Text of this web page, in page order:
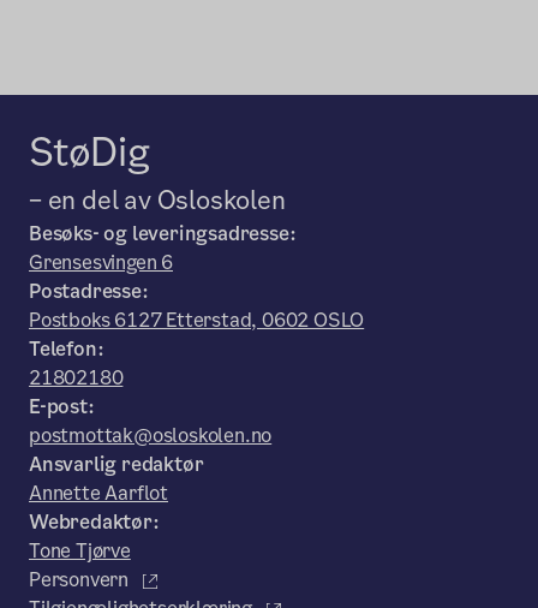
StøDig
– en del av Osloskolen
Besøks- og leveringsadresse:
Grensesvingen 6
Postadresse:
Postboks 6127 Etterstad, 0602 OSLO
Telefon:
21802180
E-post:
postmottak@osloskolen.no
Ansvarlig redaktør
Annette Aarflot
Webredaktør:
Tone Tjørve
Personvern